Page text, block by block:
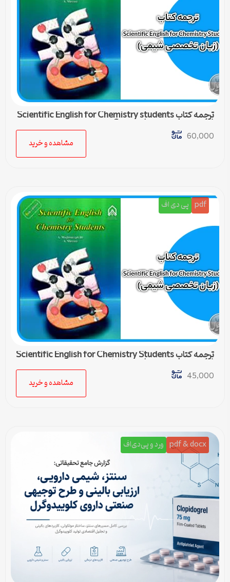
ترجمه کتاب Scientific English for Chemistry students
(زبان تخصصی شیمی) – درس 2
60,000
مشاهده و خرید
pdf پی دی اف
ترجمه کتاب Scientific English for Chemistry Students
(زبان تخصصی شیمی) – درس اول
45,000
مشاهده و خرید
pdf & docx ورد و پی‌دی‌اف